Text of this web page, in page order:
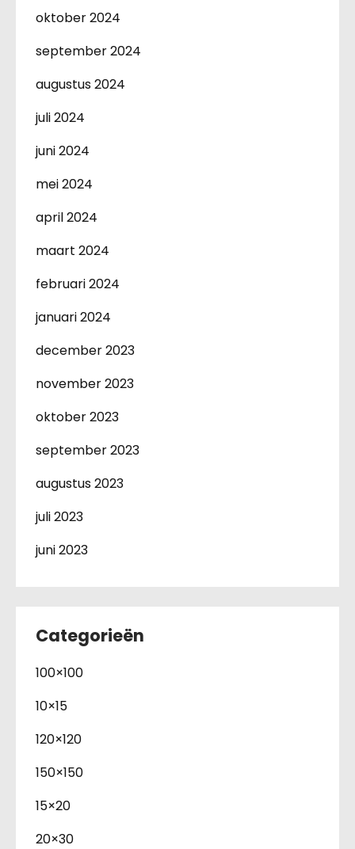
oktober 2024
september 2024
augustus 2024
juli 2024
juni 2024
mei 2024
april 2024
maart 2024
februari 2024
januari 2024
december 2023
november 2023
oktober 2023
september 2023
augustus 2023
juli 2023
juni 2023
Categorieën
100×100
10×15
120×120
150×150
15×20
20×30